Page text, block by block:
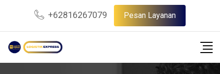
content
+62816267079 Pesan Layanan